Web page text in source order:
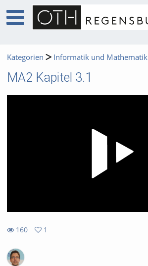
Kategorien Informatik und Mathematik
MA2 Kapitel 3.1
160
views
1
favorites